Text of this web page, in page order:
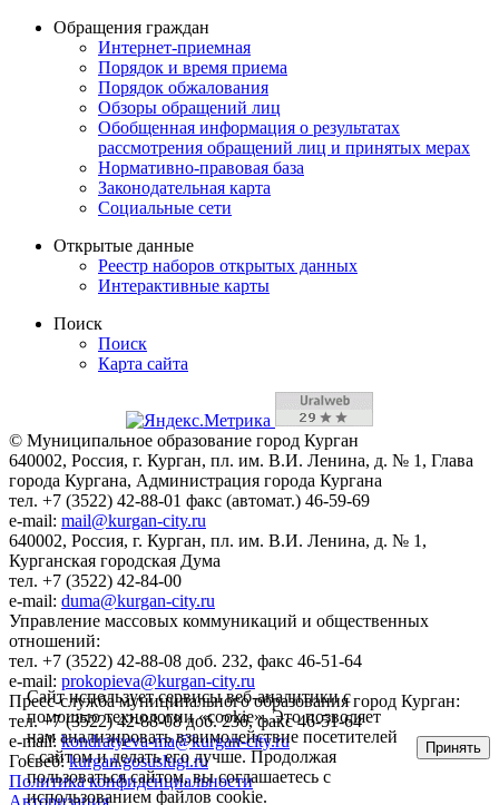
Обращения граждан
Интернет-приемная
Порядок и время приема
Порядок обжалования
Обзоры обращений лиц
Обобщенная информация о результатах
рассмотрения обращений лиц и принятых мерах
Нормативно-правовая база
Законодательная карта
Социальные сети
Открытые данные
Реестр наборов открытых данных
Интерактивные карты
Поиск
Поиск
Карта сайта
© Муниципальное образование город Курган
640002, Россия, г. Курган, пл. им. В.И. Ленина, д. № 1, Глава
города Кургана, Администрация города Кургана
тел. +7 (3522) 42-88-01 факс (автомат.) 46-59-69
e-mail: mail@kurgan-city.ru
640002, Россия, г. Курган, пл. им. В.И. Ленина, д. № 1,
Курганская городская Дума
тел. +7 (3522) 42-84-00
e-mail: duma@kurgan-city.ru
Управление массовых коммуникаций и общественных
отношений:
тел. +7 (3522) 42-88-08 доб. 232, факс 46-51-64
e-mail: prokopieva@kurgan-city.ru
Пресс-служба муниципального образования город Курган:
тел. +7 (3522) 42-88-08 доб. 236, факс 46-51-64
e-mail:kondratyeva-ma@kurgan-city.ru
Госвеб:kurgan.gosuslugi.ru
Политика конфиденциальности
Авторизация
Сайт использует сервисы веб-аналитики с
помощью технологии «cookie». Это позволяет
нам анализировать взаимодействие посетителей
с сайтом и делать его лучше. Продолжая
пользоваться сайтом, вы соглашаетесь с
использованием файлов cookie.
Принять